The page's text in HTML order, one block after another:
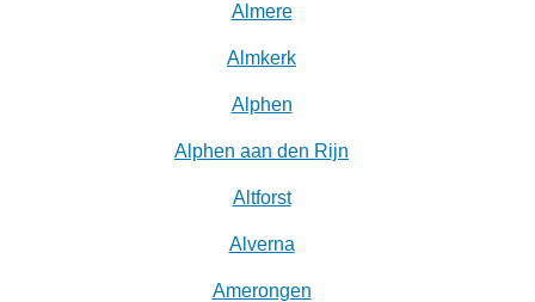
Almere
Almkerk
Alphen
Alphen aan den Rijn
Altforst
Alverna
Amerongen